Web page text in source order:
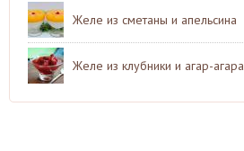
Желе из сметаны и апельсина
Желе из клубники и агар-агара